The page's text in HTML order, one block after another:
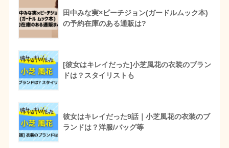
田中みな実×ピーチジョン(ガードルムック本)
の予約在庫のある通販は?
[彼女はキレイだった]小芝風花の衣装のブラン
ドは？スタイリストも
彼女はキレイだった9話｜小芝風花の衣装のブ
ランドは？洋服/バッグ等